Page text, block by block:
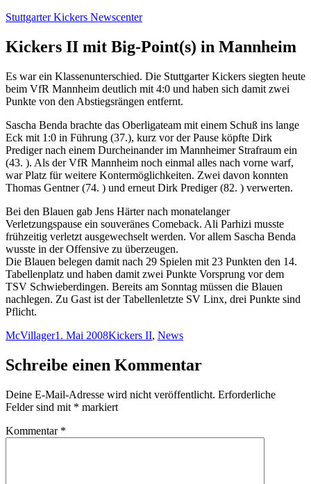
Zum
springen
Stuttgarter Kickers Newscenter
Kickers II mit Big-Point(s) in Mannheim
Es war ein Klassenunterschied. Die Stuttgarter Kickers siegten heute
beim VfR Mannheim deutlich mit 4:0 und haben sich damit zwei
Punkte von den Abstiegsrängen entfernt.
Sascha Benda brachte das Oberligateam mit einem Schuß ins lange
Eck mit 1:0 in Führung (37.), kurz vor der Pause köpfte Dirk
Prediger nach einem Durcheinander im Mannheimer Strafraum ein
(43. ). Als der VfR Mannheim noch einmal alles nach vorne warf,
war Platz für weitere Kontermöglichkeiten. Zwei davon konnten
Thomas Gentner (74. ) und erneut Dirk Prediger (82. ) verwerten.
Bei den Blauen gab Jens Härter nach monatelanger
Verletzungspause ein souveränes Comeback. Ali Parhizi musste
frühzeitig verletzt ausgewechselt werden. Vor allem Sascha Benda
wusste in der Offensive zu überzeugen.
Die Blauen belegen damit nach 29 Spielen mit 23 Punkten den 14.
Tabellenplatz und haben damit zwei Punkte Vorsprung vor dem
TSV Schwieberdingen. Bereits am Sonntag müssen die Blauen
nachlegen. Zu Gast ist der Tabellenletzte SV Linx, drei Punkte sind
Pflicht.
Autor
McVillagerVeröffentlicht
1. Mai 2008Kategorien
Kickers II, News
Schreibe einen Kommentar
Deine E-Mail-Adresse wird nicht veröffentlicht. Erforderliche
Felder sind mit * markiert
Kommentar *